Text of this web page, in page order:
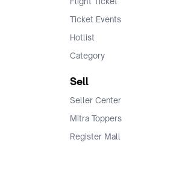
Ticket Events
Hotlist
Category
Sell
Seller Center
Mitra Toppers
Register Mall